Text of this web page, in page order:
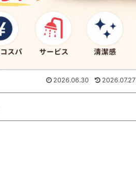
2026.06.30 2026.07.27